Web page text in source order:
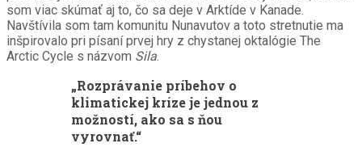
som viac skúmať aj to, čo sa deje v Arktíde v Kanade.
Navštívila som tam komunitu Nunavutov a toto stretnutie ma
inšpirovalo pri písaní prvej hry z chystanej oktalógie The
Arctic Cycle s názvom Sila
„Rozprávanie príbehov o
klimatickej kríze je jednou z
možností, ako sa s ňou
vyrovnať.“